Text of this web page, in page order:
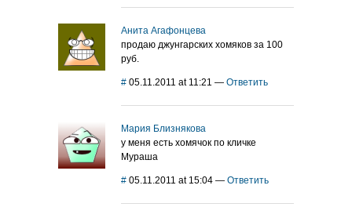
Анита Агафонцева
продаю джунгарских хомяков за 100
руб.
# 05.11.2011 at 11:21 — Ответить
Мария Близнякова
у меня есть хомячок по кличке
Мураша
# 05.11.2011 at 15:04 — Ответить